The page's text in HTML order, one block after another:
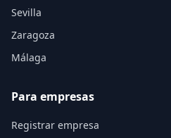
Sevilla
Zaragoza
Málaga
Para empresas
Registrar empresa